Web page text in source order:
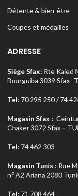
Détente & bien-être
Coupes et médailles
ADRESSE
Siège Sfax: Rte Kaied
Bourguiba 3039 Sfax-
Tel: 70 295 250 / 74
Magasin Sfax :
Chaker 3072 Sfax –
Tel: 74 462 303
Magasin Tunis : Rue
noA2 Ariana 2080
Tel: 71 708 464